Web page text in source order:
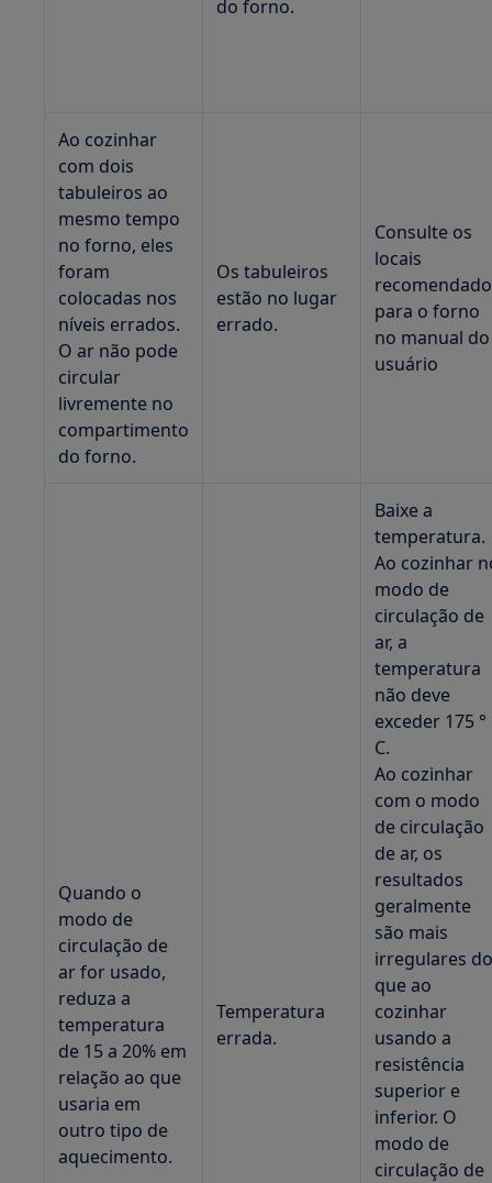
do forno.
Ao cozinhar
com dois
tabuleiros ao
mesmo tempo
no forno, eles
foram
colocadas nos
níveis errados.
O ar não pode
circular
livremente no
compartimento
do forno.
Os tabuleiros
estão no lugar
errado.
Consulte os
locais
para o forno
no manual do
usuário
Quando o
modo de
circulação de
ar for usado,
reduza a
temperatura
de 15 a 20% em
relação ao que
usaria em
outro tipo de
aquecimento.
Temperatura
errada.
Baixe a
temperatura.
Ao cozinhar
modo de
circulação de
ar, a
temperatura
não deve
exceder 175 °
C.
Ao cozinhar
com o modo
de circulação
de ar, os
resultados
geralmente
são mais
irregulares
que ao
cozinhar
usando a
resistência
superior e
inferior. O
modo de
circulação de